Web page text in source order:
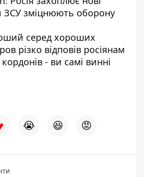
ЗСУ зміцнюють оборону
серед хороших
різко відповів росіянам
- ви самі винні
😭 😆 😡